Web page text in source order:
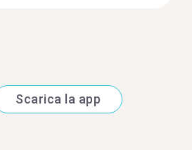
Scarica la app